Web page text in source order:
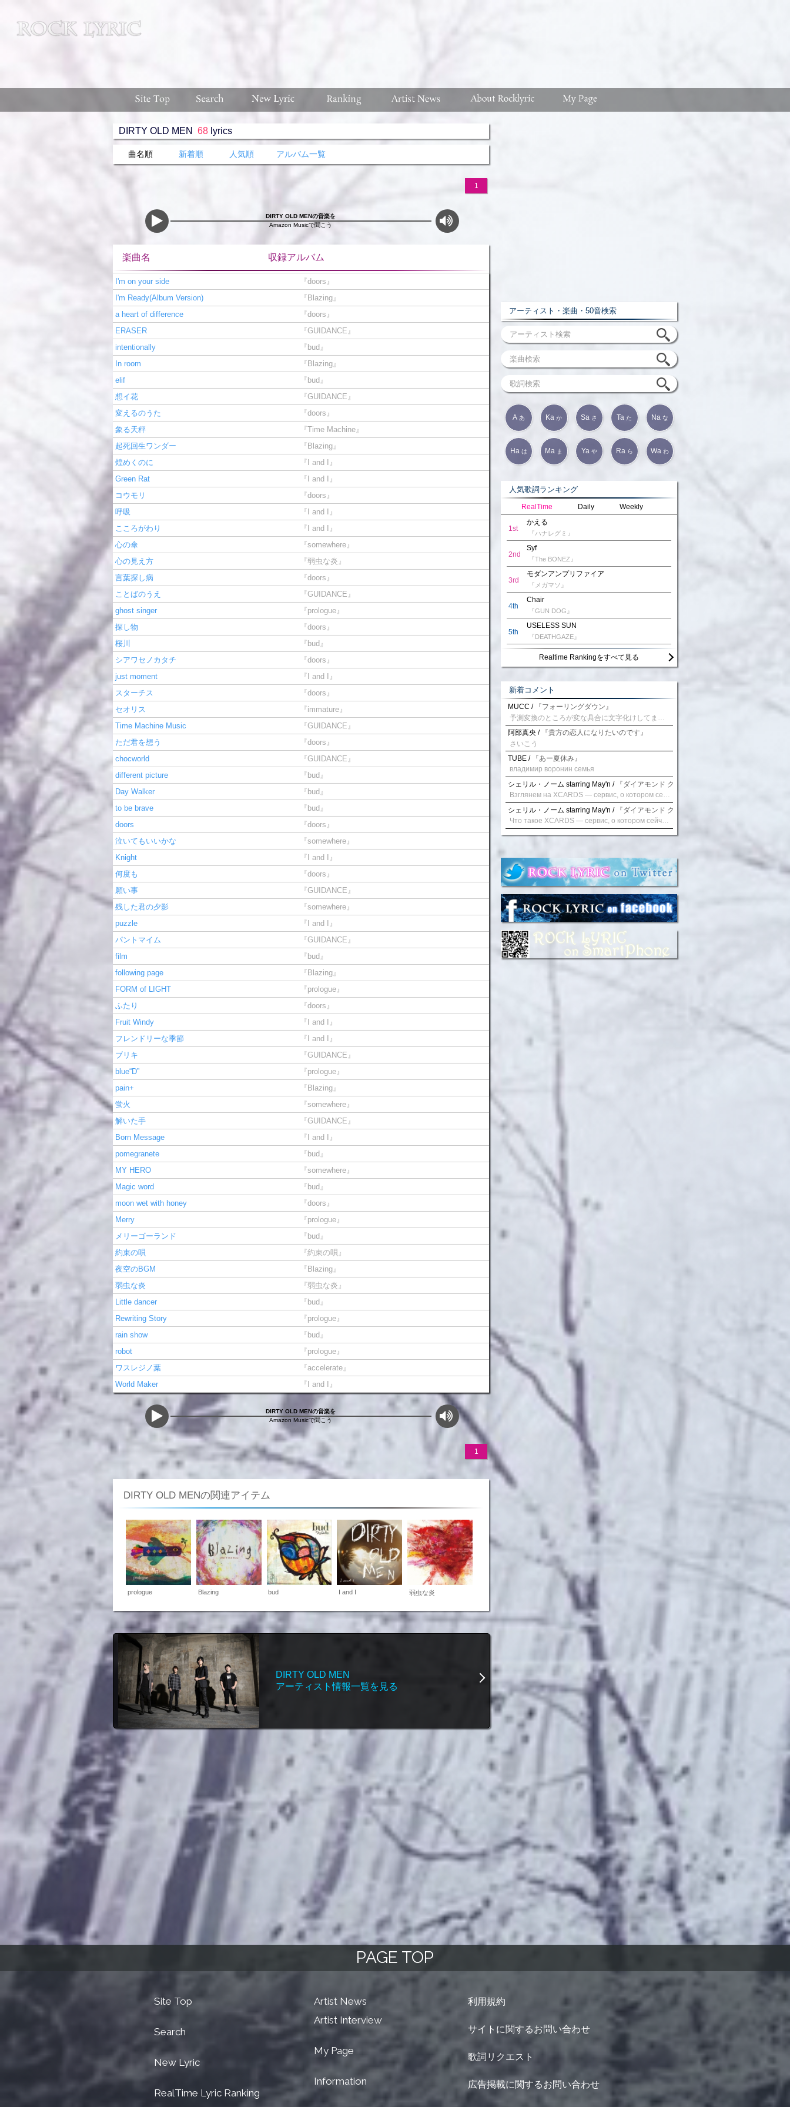
DIRTY OLD MEN 68 lyrics
曲名順 新着順 人気順 アルバム一覧
1
DIRTY OLD MENの音楽を
Amazon Musicで聞こう
楽曲名 収録アルバム
I'm on your side
『doors』
I'm Ready(Album Version)
『Blazing』
a heart of difference
『doors』
ERASER
『GUIDANCE』
intentionally
『bud』
In room
『Blazing』
elif
『bud』
想イ花
『GUIDANCE』
変えるのうた
『doors』
象る天秤
『Time Machine』
起死回生ワンダー
『Blazing』
煌めくのに
『I and I』
Green Rat
『I and I』
コウモリ
『doors』
呼吸
『I and I』
こころがわり
『I and I』
心の傘
『somewhere』
心の見え方
『弱虫な炎』
言葉探し病
『doors』
ことばのうえ
『GUIDANCE』
ghost singer
『prologue』
探し物
『doors』
桜川
『bud』
シアワセノカタチ
『doors』
just moment
『I and I』
スターチス
『doors』
セオリス
『immature』
Time Machine Music
『GUIDANCE』
ただ君を想う
『doors』
chocworld
『GUIDANCE』
different picture
『bud』
Day Walker
『bud』
to be brave
『bud』
doors
『doors』
泣いてもいいかな
『somewhere』
Knight
『I and I』
何度も
『doors』
願い事
『GUIDANCE』
残した君の夕影
『somewhere』
puzzle
『I and I』
パントマイム
『GUIDANCE』
film
『bud』
following page
『Blazing』
FORM of LIGHT
『prologue』
ふたり
『doors』
Fruit Windy
『I and I』
フレンドリーな季節
『I and I』
ブリキ
『GUIDANCE』
blue“D”
『prologue』
pain+
『Blazing』
蛍火
『somewhere』
解いた手
『GUIDANCE』
Born Message
『I and I』
pomegranete
『bud』
MY HERO
『somewhere』
Magic word
『bud』
moon wet with honey
『doors』
Merry
『prologue』
メリーゴーランド
『bud』
約束の唄
『約束の唄』
夜空のBGM
『Blazing』
弱虫な炎
『弱虫な炎』
Little dancer
『bud』
Rewriting Story
『prologue』
rain show
『bud』
robot
『prologue』
ワスレジノ葉
『accelerate』
World Maker
『I and I』
DIRTY OLD MENの音楽を
Amazon Musicで聞こう
1
DIRTY OLD MENの関連アイテム
prologue Blazing bud I and I 弱虫な炎
DIRTY OLD MEN
アーティスト情報一覧を見る
アーティスト・楽曲・50音検索
A あ Ka か Sa さ Ta た Na な
Ha は Ma ま Ya や Ra ら Wa わ
人気歌詞ランキング
RealTime Daily Weekly
1st
かえる
『ハナレグミ』
2nd
Syf
『The BONEZ』
3rd
モダンアンプリファイア
『メガマソ』
4th
Chair
『GUN DOG』
5th
USELESS SUN
『DEATHGAZE』
Realtime Rankingをすべて見る
新着コメント
MUCC / 『フォーリングダウン』
阿部真央 / 『貴方の恋人になりたいのです』
さいこう
TUBE / 『あー夏休み』
владимир воронин семья
シェリル・ノーム starring May'n / 『ダイアモンド クレバス/射手座☆午後九時 Don't be
シェリル・ノーム starring May'n / 『ダイアモンド クレバス/射手座☆午後九時 Don't be
Что такое XCARDS — сервис, о котором сейчас говорят. Буквально на днях заметил о интересный бренд XCARDS, он помогает создавать онлайн карты чтобы управлять бюджетами. Ключевые преимущества: Выпуск занимает всего считанные минуты. Платформа даёт возможность оформить множество карт для разных целей. Есть поддержка в любое время суток включая персонального менеджера. Есть контроль без задержек — транзакции, уведомления, аналитика — всё под рукой. Возможные нюансы: Регистрация: европейская юрисдикция — желательно убедиться, что сервис можно использовать без нарушений. Финансовые условия: возможно, есть скрытые комиссии, поэтому лучше внимательно прочитать договор. Отзывы пользователей: по отзывам поддержка работает быстро. Надёжность системы: внедрены базовые меры безопасности, но всё равно советую не хранить большие суммы на карте. Вывод: В целом платформа кажется отличным помощником для маркетологов. Платформа сочетает скорость, удобство и гибкость. Как вы думаете? Пользовались ли вы XCARDS? Поделитесь опытом — будет интересно сравнить. Виртуальные карты для бизнеса
PAGE TOP
Site Top
Search
New Lyric
RealTime Lyric Ranking
Artist News
Artist Interview
My Page
Information
利用規約
サイトに関するお問い合わせ
歌詞リクエスト
広告掲載に関するお問い合わせ